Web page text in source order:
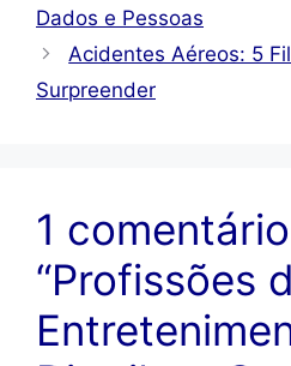
Dados e Pessoas
Acidentes Aéreos: 5
Surpreender
1
“Profissões